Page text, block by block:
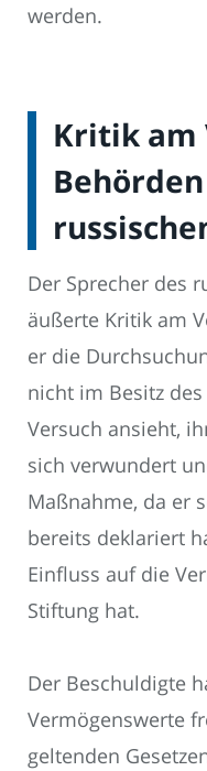
werden.
Kritik am
Der Sprecher des
äußerte Kritik am
er die
nicht im Besitz
Versuch ansieht,
sich verwundert
Maßnahme, da er
bereits deklariert
Einfluss auf die
Stiftung hat.
Der Beschuldigte
Vermögenswerte
geltenden